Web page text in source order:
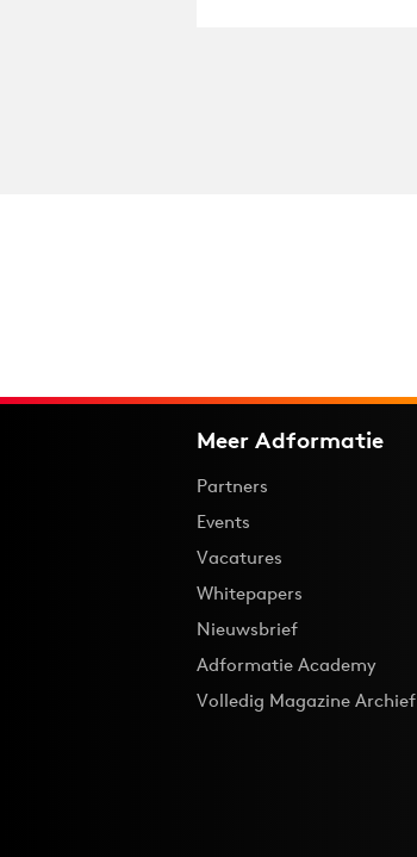
Meer Adformatie
Partners
Events
Vacatures
Whitepapers
Nieuwsbrief
Adformatie Academy
Volledig Magazine Archief